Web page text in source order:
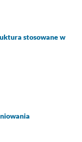
stosowane w